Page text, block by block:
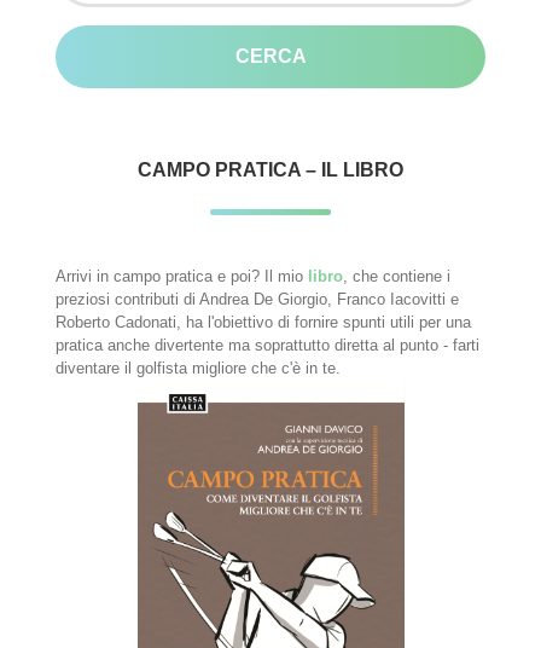
CAMPO PRATICA – IL LIBRO
Arrivi in campo pratica e poi? Il mio libro , che contiene i
preziosi contributi di Andrea De Giorgio, Franco Iacovitti e
Roberto Cadonati, ha l'obiettivo di fornire spunti utili per una
pratica anche divertente ma soprattutto diretta al punto - farti
diventare il golfista migliore che c'è in te.